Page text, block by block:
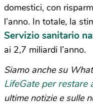
domestici, con
l’anno. In totale, la
Servizio sanitario
ai 2,7 miliardi l’anno.
Siamo anche su
LifeGate per restare
ultime notizie e sulle